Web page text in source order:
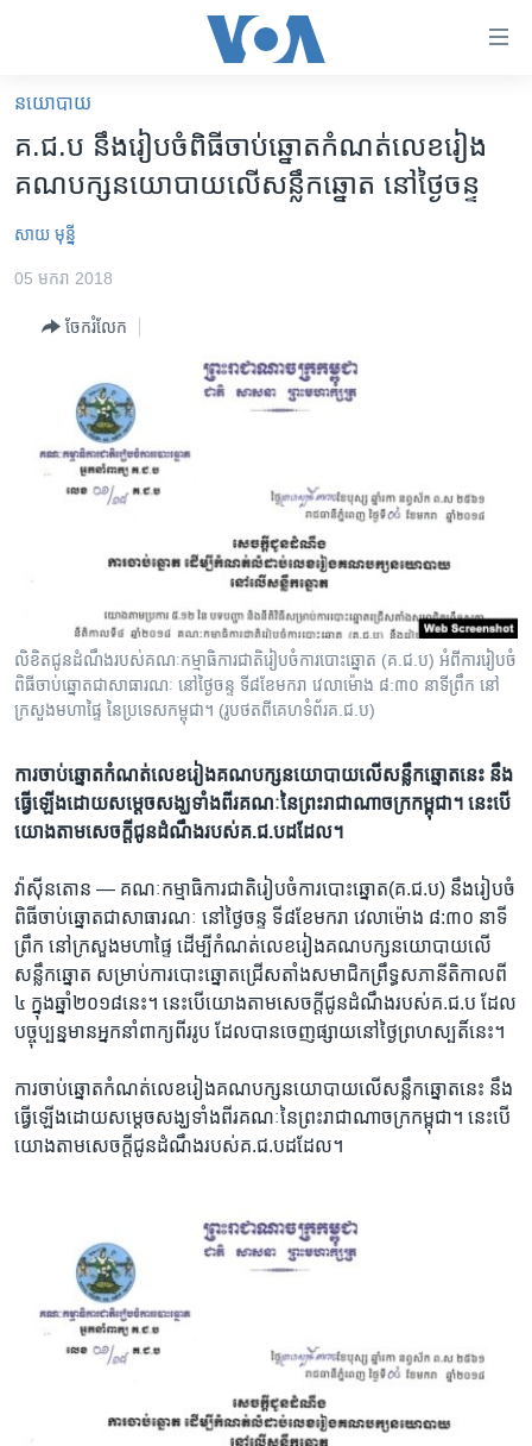
គេហទំព័រ​
ទាក់ទង
និង​
ទំព័រ​
ចូល​
ទៅ​
កាន់​
ស្វែង​
រក
កម្ពុជាច្នៃប្រតិដ្ឋ
ព្រឹត្តិការណ៍ព័ត៌មាន
ទូរទស្សន៍ / វីដេអូ​
វិទ្យុ / ផតខាសថ៍
កម្មវិធីទាំងអស់
Khmer English
បណ្តាញ​សង្គម
នយោបាយ
គ.ជ.ប នឹង​រៀបចំ​ពិធី​ចាប់ឆ្នោត​កំណត់​លេខ​រៀង​
គណបក្ស​នយោបាយ​លើ​សន្លឹកឆ្នោត នៅ​ថ្ងៃ​ចន្ទ
សាយ មុន្នី
05 មករា 2018
ចែករំលែក
លិខិត​ជូន​ដំណឹង​របស់​គណៈកម្មាធិការ​ជាតិ​រៀបចំ​ការ​បោះឆ្នោត (គ.ជ.ប) អំពី​ការរៀបចំ​
ពិធី​ចាប់ឆ្នោត​ជា​សាធារណៈ​ នៅ​ថ្ងៃ​ចន្ទ​ ទី​៨​ខែ​មករា វេលា​ម៉ោង ៨:៣០ នាទី​ព្រឹក ​នៅ​
ក្រសួង​មហាផ្ទៃ ​នៃ​ប្រទេស​កម្ពុជា។ (រូបថត​ពី​គេហទំព័រ​គ.ជ.ប)
​ការ​ចាប់ឆ្នោត​កំណត់​លេខ​រៀង​គណបក្ស​នយោបាយ​លើ​សន្លឹកឆ្នោត​នេះ នឹង​
ធ្វើ​ឡើង​ដោយ​សម្ដេច​សង្ឃ​ទាំង​ពីរ​គណៈ​នៃ​ព្រះរាជាណាចក្រ​កម្ពុជា។ នេះ​បើ​
យោង​តាម​សេចក្ដី​ជូន​ដំណឹង​របស់​គ.ជ.ប​ដដែល។
វ៉ាស៊ីនតោន — គណៈកម្មាធិការ​ជាតិ​រៀបចំ​ការ​បោះឆ្នោត​(គ.ជ.ប) នឹង​រៀបចំ​
ពិធី​ចាប់ឆ្នោត​ជា​សាធារណៈ​ នៅ​ថ្ងៃ​ចន្ទ​ ទី​៨​ខែ​មករា វេលា​ម៉ោង ៨:៣០ នាទី​
ព្រឹក ​នៅ​ក្រសួង​មហាផ្ទៃ ដើម្បី​កំណត់​លេខ​រៀង​គណបក្ស​នយោបាយ​លើ​
សន្លឹកឆ្នោត សម្រាប់​ការ​បោះឆ្នោត​ជ្រើសតាំង​សមាជិក​ព្រឹទ្ធសភា​នីតិកាល​ពី​
៤ ក្នុង​ឆ្នាំ​២០១៨​នេះ។ នេះ​បើ​យោង​តាម​សេចក្ដី​ជូន​ដំណឹង​របស់​គ.ជ.ប ដែល​
បច្ចុប្បន្ន​មាន​អ្នក​នាំ​ពាក្យ​ពីរ​រូប ដែល​បាន​ចេញ​ផ្សាយ​នៅ​ថ្ងៃ​ព្រហស្បតិ៍​នេះ។
​ការ​ចាប់ឆ្នោត​កំណត់​លេខ​រៀង​គណបក្ស​នយោបាយ​លើ​សន្លឹកឆ្នោត​នេះ នឹង​
ធ្វើ​ឡើង​ដោយ​សម្ដេច​សង្ឃ​ទាំង​ពីរ​គណៈ​នៃ​ព្រះរាជាណាចក្រ​កម្ពុជា។ នេះ​បើ​
យោង​តាម​សេចក្ដី​ជូន​ដំណឹង​របស់​គ.ជ.ប​ដដែល។